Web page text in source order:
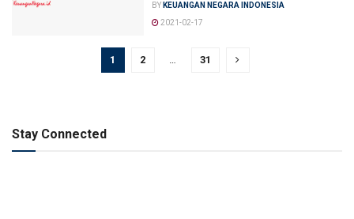
BY KEUANGAN NEGARA INDONESIA
2021-02-17
1 2 31
Stay Connected